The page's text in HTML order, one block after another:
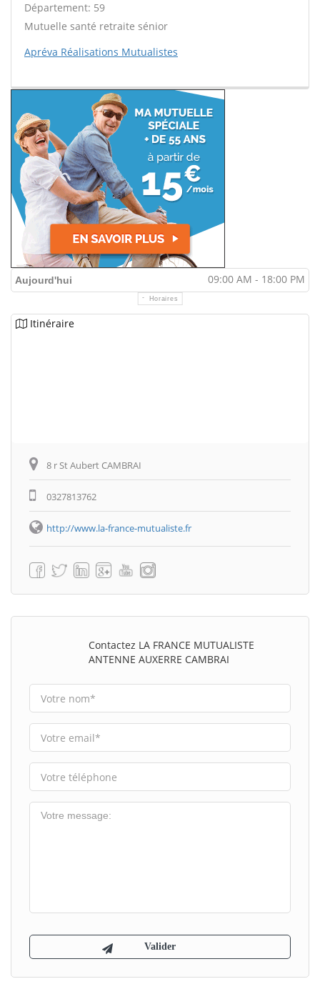
Département: 59
Mutuelle santé retraite sénior
Apréva Réalisations Mutualistes
Aujourd'hui 09:00 AM - 18:00 PM
Horaires
Itinéraire
8 r St Aubert CAMBRAI
0327813762
http://www.la-france-mutualiste.fr
Contactez LA FRANCE MUTUALISTE
ANTENNE AUXERRE CAMBRAI